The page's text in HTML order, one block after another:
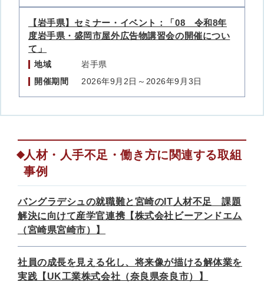
【岩手県】セミナー・イベント：「08 令和8年
度岩手県・盛岡市屋外広告物講習会の開催につい
て」
地域
岩手県
開催期間
2026年9月2日～2026年9月3日
人材・人手不足・働き方に関連する取組
事例
バングラデシュの就職難と宮崎のIT人材不足 課題
解決に向けて産学官連携【株式会社ビーアンドエム
（宮崎県宮崎市）】
社員の成長を見える化し、将来像が描ける解体業を
実践【UK工業株式会社（奈良県奈良市）】